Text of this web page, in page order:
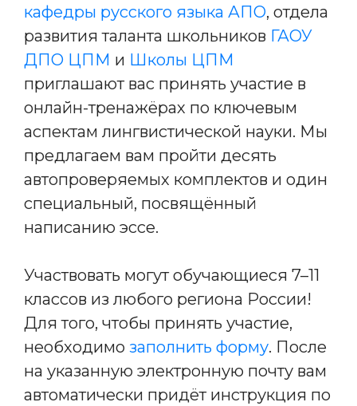
кафедры русского языка АПО, отдела
развития таланта школьников ГАОУ
ДПО ЦПМ и Школы ЦПМ
приглашают вас принять участие в
онлайн-тренажёрах по ключевым
аспектам лингвистической науки. Мы
предлагаем вам пройти десять
автопроверяемых комплектов и один
специальный, посвящённый
написанию эссе.
Участвовать могут обучающиеся 7–11
классов из любого региона России!
Для того, чтобы принять участие,
необходимо заполнить форму. После
на указанную электронную почту вам
автоматически придёт инструкция по